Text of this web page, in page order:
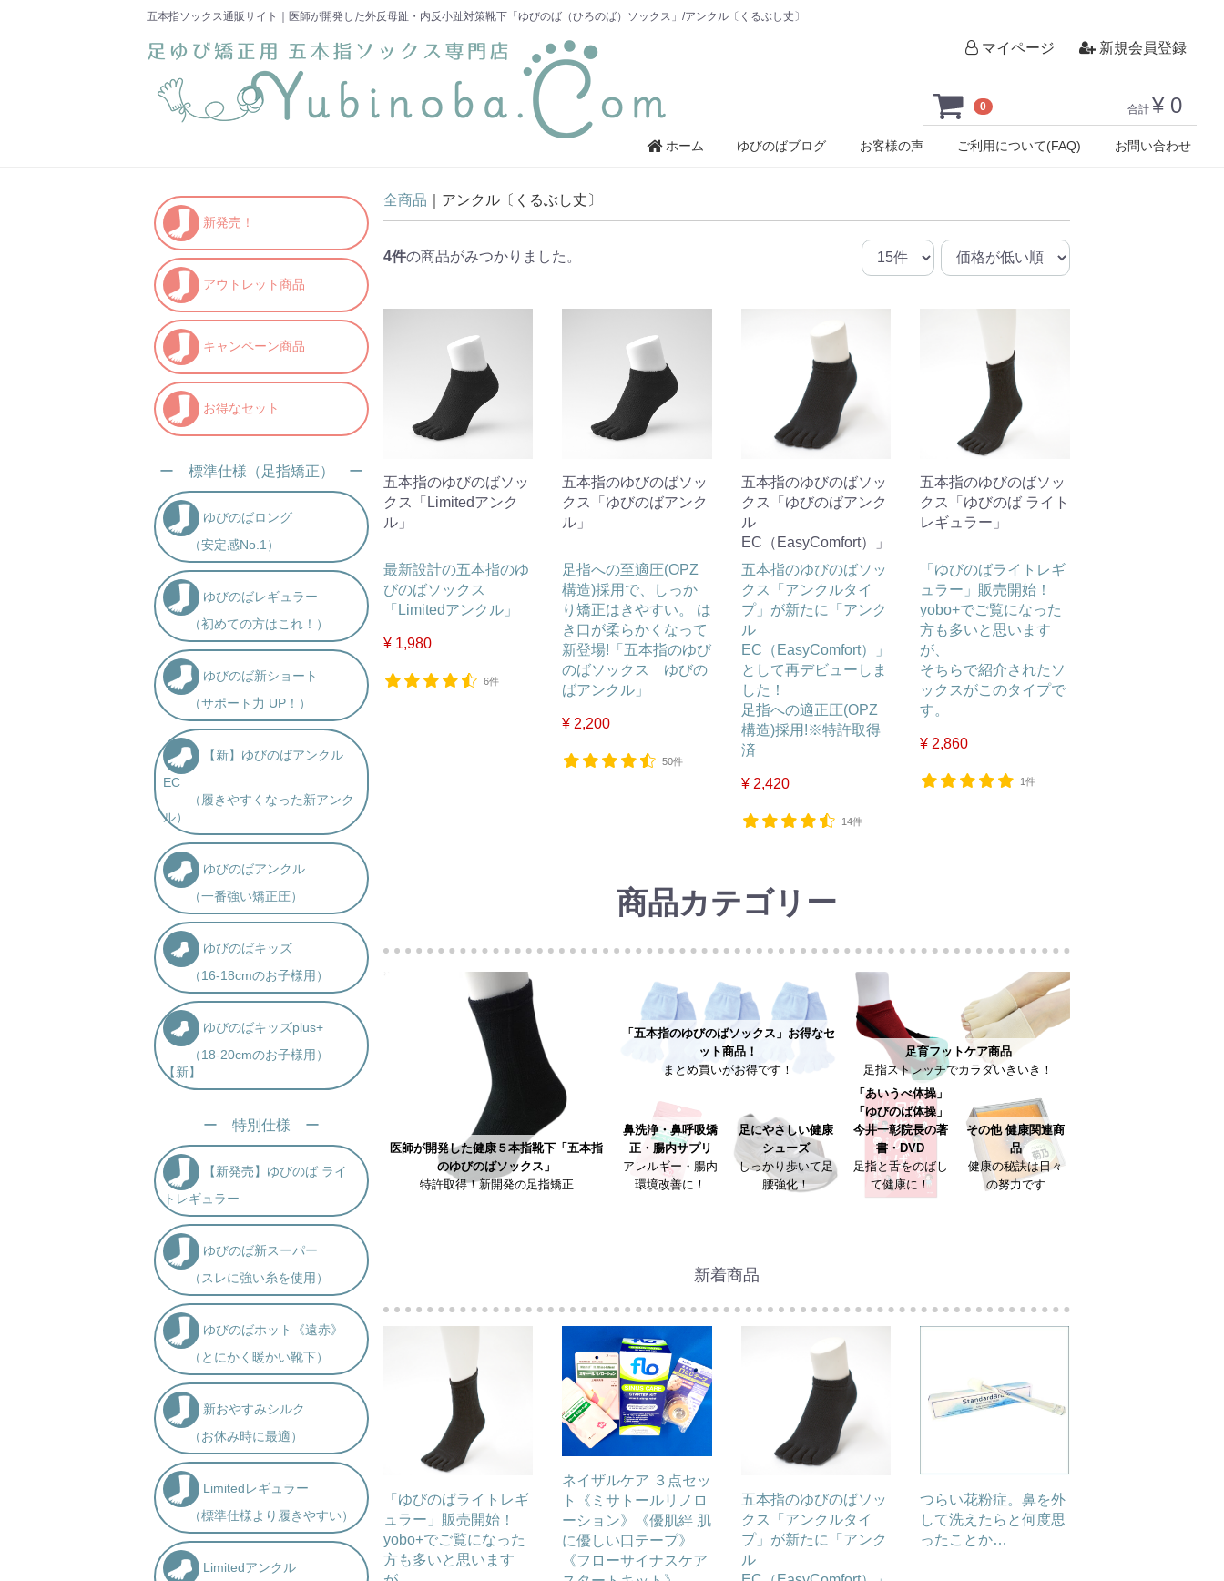
マイページ 新規会員登録
ホーム ゆびのばブログ お客様の声 ご利用について(FAQ) お問い合わせ
五本指ソックス通販サイト｜医師が開発した外反母趾・内反小趾対策靴下「ゆびのば（ひろのば）ソックス」/アンクル〔くるぶし丈〕
0 合計 ¥ 0
全商品 アンクル〔くるぶし丈〕
4件の商品がみつかりました。
五本指のゆびのばソッ
クス「Limitedアンク
ル」
最新設計の五本指のゆ
びのばソックス
「Limitedアンクル」
¥ 1,980
6件
五本指のゆびのばソッ
クス「ゆびのばアンク
ル」
足指への至適圧(OPZ
構造)採用で、しっか
り矯正はきやすい。 は
き口が柔らかくなって
新登場!「五本指のゆび
のばソックス ゆびの
ばアンクル」
¥ 2,200
50件
五本指のゆびのばソッ
クス「ゆびのばアンク
ル
EC（EasyComfort）」
五本指のゆびのばソッ
クス「アンクルタイ
プ」が新たに「アンク
ル
EC（EasyComfort）」
として再デビューしま
した！
足指への適正圧(OPZ
構造)採用!※特許取得
済
¥ 2,420
14件
五本指のゆびのばソッ
クス「ゆびのば ライト
レギュラー」
「ゆびのばライトレギ
ュラー」販売開始！
yobo+でご覧になった
方も多いと思います
が、
そちらで紹介されたソ
ックスがこのタイプで
す。
¥ 2,860
1件
商品カテゴリー
医師が開発した健康５本指靴下「五本指
のゆびのばソックス」
特許取得！新開発の足指矯正
「五本指のゆびのばソックス」お得なセ
ット商品！
まとめ買いがお得です！
足育フットケア商品
足指ストレッチでカラダいきいき！
鼻洗浄・鼻呼吸矯
正・腸内サプリ
アレルギー・腸内
環境改善に！
足にやさしい健康
シューズ
しっかり歩いて足
腰強化！
「あいうべ体操」
「ゆびのば体操」
今井一彰院長の著
書・DVD
足指と舌をのばし
て健康に！
その他 健康関連商
品
健康の秘訣は日々
の努力です
新着商品
「ゆびのばライトレギ
ュラー」販売開始！
yobo+でご覧になった
方も多いと思います
ネイザルケア ３点セッ
ト《ミサトールリノロ
ーション》《優肌絆 肌
に優しい口テープ》
《フローサイナスケア
五本指のゆびのばソッ
クス「アンクルタイ
プ」が新たに「アンク
ル
つらい花粉症。鼻を外
して洗えたらと何度思
ったことか…
新発売！
アウトレット商品
キャンペーン商品
お得なセット
ー 標準仕様（足指矯正） ー
ゆびのばロング
（安定感No.1）
ゆびのばレギュラー
（初めての方はこれ！）
ゆびのば新ショート
（サポート力 UP！）
【新】ゆびのばアンクル
EC
（履きやすくなった新アンク
ル）
ゆびのばアンクル
（一番強い矯正圧）
ゆびのばキッズ
（16-18cmのお子様用）
ゆびのばキッズplus+
（18-20cmのお子様用）
【新】
ー 特別仕様 ー
【新発売】ゆびのば ライ
トレギュラー
ゆびのば新スーパー
（スレに強い糸を使用）
ゆびのばホット《遠赤》
（とにかく暖かい靴下）
新おやすみシルク
（お休み時に最適）
Limitedレギュラー
（標準仕様より履きやすい）
Limitedアンクル